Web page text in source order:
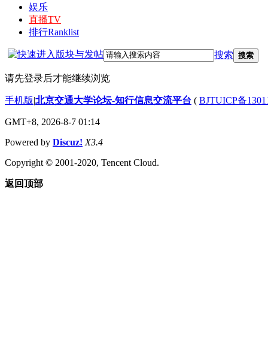
娱乐
直播TV
排行Ranklist
搜索 搜索
请先登录后才能继续浏览
手机版|北京交通大学论坛-知行信息交流平台 ( BJTUICP备
GMT+8, 2026-8-7 01:14
Powered by Discuz! X3.4
Copyright © 2001-2020, Tencent Cloud.
返回顶部